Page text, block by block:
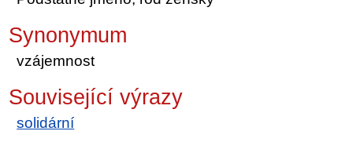
Synonymum
vzájemnost
Související výrazy
solidární